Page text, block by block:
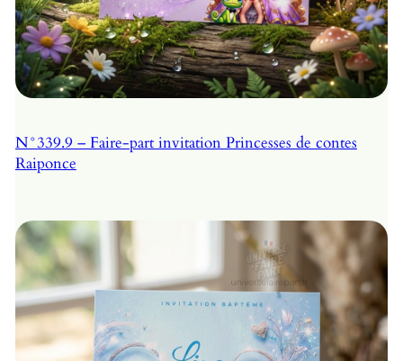
N°339.9 – Faire-part invitation Princesses de contes
Raiponce